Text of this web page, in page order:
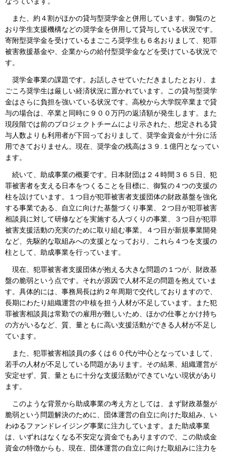
また、約４割がほかの貸与型奨学金と併用しています。御覧のと
おり学生支援機構などの奨学金を併用して貸与している状況です。
寄附型奨学金を受けているまごころ奨学生も６名おりまして、犯罪
被害救援基金や、企業からの給付型奨学金などを受けている状況で
す。
奨学金事業の課題です。お話しさせていただきましたとおり、ま
ごころ奨学生は厳しい経済状況に置かれています。この貸与型奨学
金はさらに負担を強いている状況です。高校から大学院卒業まで貸
与の場合は、卒業と同時に９００万円の返済額が発生します。また
現段階では前のプロジェクトチームにより示された、想定される貸
与人数よりも利用者が下回っておりまして、奨学金資金が十分に活
用できておりません。現在、奨学金の残高は３９.１億円となってい
ます。
続いて、助成事業の概要です。日本財団は２４時間３６５日、犯
罪被害者を支える日本をつくることを目標に、御覧の４つの支援の
柱を設けています。１つ目が犯罪被害者支援団体の財政基盤を強化
する事業である、自立に向けた基盤づくり事業、２つ目が犯罪被害
相談員に対して研修などを実施する人づくりの事業、３つ目が犯罪
被害支援活動の充実のために取り組む事業。４つ目が新規事業開発
など、先駆的な取組みへの支援となっており、これら４つを支援の
柱として、助成事業を行っています。
現在、犯罪被害者支援団体が抱える大きな問題の１つが、財政基
盤の脆弱という点です。それが原因で人材不足の問題を抱えていま
す。具体的には、事務局長は約２年周期で交代しておりますので、
長期にわたり組織運営の中核を担う人材が不足しています。また犯
罪被害相談員は常勤での雇用が難しいため、ほかの仕事とかけ持ち
の方がいるなど、質、量ともに高い支援活動ができる人材が不足し
ています。
また、犯罪被害相談員の多くは６０代が中心となっていまして、
若手の人材が不足している問題があります。その結果、組織運営が
安定せず、質、量ともに十分な支援活動ができていない現状があり
ます。
このような背景から助成事業の考え方としては、まず財政基盤が
脆弱という問題解決のために、団体運営の自立に向けた取組み、い
わゆるファンドレイジング事業に注力しています。また助成事業
は、いずれはなくなる不安定な資金でもありますので、この助成金
資金の特徴からも、現在、団体運営の自立に向けた取組みに注力を